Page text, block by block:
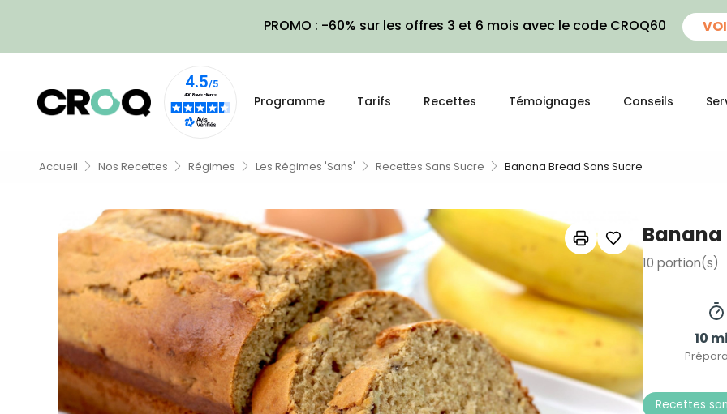
PROMO : -60% sur les offres 3 et 6 mois avec le code CROQ60
Programme Tarifs Recettes Témoignages Conseils
Accueil Nos Recettes Régimes Les Régimes 'sans' Recettes Sans Sucre Banana Bread Sans Sucre
Banana
10 portion(s)
10
Recettes